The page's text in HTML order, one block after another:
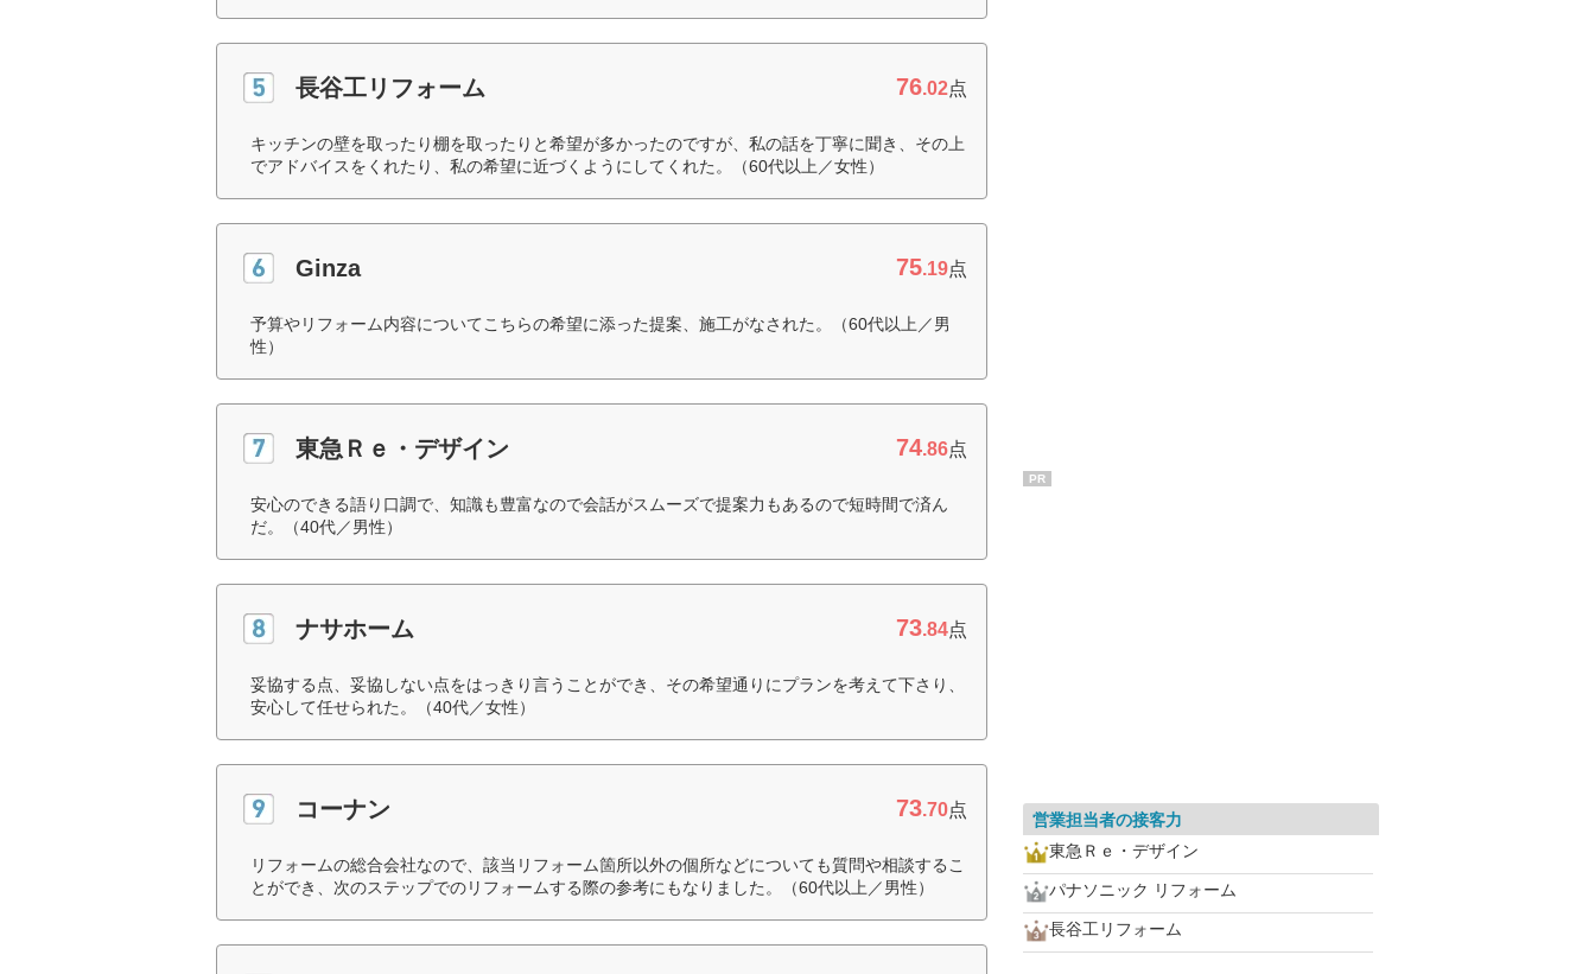
長谷工リフォーム 76.02点
キッチンの壁を取ったり棚を取ったりと希望が多かったのですが、私の話を丁寧に聞き、その上
でアドバイスをくれたり、私の希望に近づくようにしてくれた。（60代以上／女性）
Ginza 75.19点
予算やリフォーム内容についてこちらの希望に添った提案、施工がなされた。（60代以上／男
性）
東急Ｒｅ・デザイン 74.86点
安心のできる語り口調で、知識も豊富なので会話がスムーズで提案力もあるので短時間で済ん
だ。（40代／男性）
ナサホーム 73.84点
妥協する点、妥協しない点をはっきり言うことができ、その希望通りにプランを考えて下さり、
安心して任せられた。（40代／女性）
コーナン 73.70点
リフォームの総合会社なので、該当リフォーム箇所以外の個所などについても質問や相談するこ
とができ、次のステップでのリフォームする際の参考にもなりました。（60代以上／男性）
PR
営業担当者の接客力
東急Ｒｅ・デザイン
パナソニック リフォーム
長谷工リフォーム